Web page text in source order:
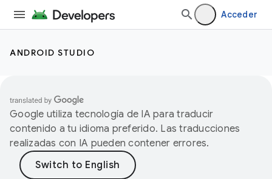
Acceder
ANDROID STUDIO
Google utiliza tecnología de IA para traducir
contenido a tu idioma preferido. Las traducciones
realizadas con IA pueden contener errores.